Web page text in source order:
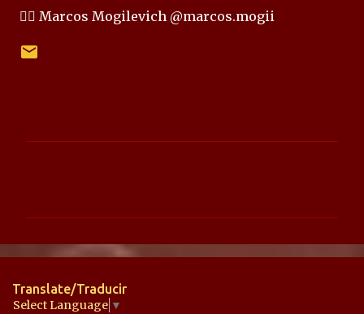
✍🏻 Marcos Mogilevich @marcos.mogii
n
a
Translate/Traducir
Select Language ▼